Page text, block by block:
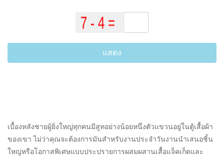
แสดง
เบื้องหลังชายผู้ยิ่งใหญ่ทุกคนมีสูทอย่างน้อยหนึ่งตัวแขวนอยู่ในตู้เสื้อผ้า
ของเขา ไม่ว่าคุณจะต้องการมันสำหรับงานประจำวันงานนำเสนอชิ้น
ใหญ่หรือโอกาสพิเศษแบบประปรายการผสมผสานเสื้อแจ็คเก็ตและ